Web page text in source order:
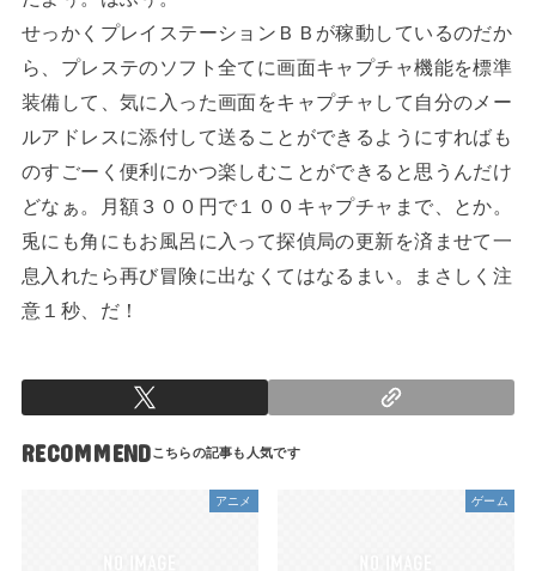
せっかくプレイステーションＢＢが稼動しているのだか
ら、プレステのソフト全てに画面キャプチャ機能を標準
装備して、気に入った画面をキャプチャして自分のメー
ルアドレスに添付して送ることができるようにすればも
のすごーく便利にかつ楽しむことができると思うんだけ
どなぁ。月額３００円で１００キャプチャまで、とか。
兎にも角にもお風呂に入って探偵局の更新を済ませて一
息入れたら再び冒険に出なくてはなるまい。まさしく注
意１秒、だ！
RECOMMEND
アニメ ゲーム